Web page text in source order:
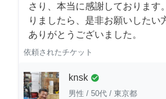
さり、本当に感謝しております
りましたら、是非お願いしたい
ありがとうございました。
依頼されたチケット
knsk check_circle
男性 / 50代 / 東京都